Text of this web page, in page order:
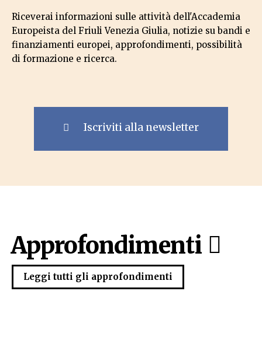
Riceverai informazioni sulle attività dell'Accademia
Europeista del Friuli Venezia Giulia, notizie su bandi e
finanziamenti europei, approfondimenti, possibilità
di formazione e ricerca.
Iscriviti alla newsletter
Approfondimenti
Leggi tutti gli approfondimenti